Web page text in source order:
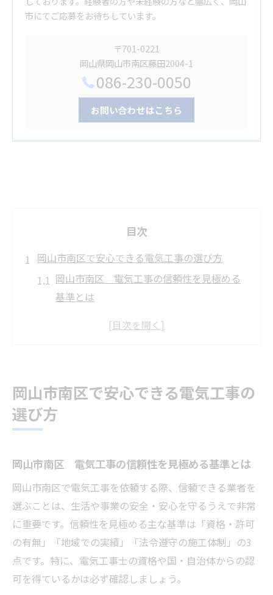
市にてご応募をお待ちしています。
〒701-0221
岡山県岡山市南区藤田2004-1
086-230-0050
お問い合わせはこちら
目次
岡山市南区で安心できる電気工事の選び方
岡山市南区 電気工事の信頼性を見極める
基準とは
資格と実績が重要な岡山市南区の電気工事
岡山市南区の天気変化に合う電気工事の注
意点
信頼と実績が光る岡山市南区の電気工事解説
岡山市南区 電気工事で選ばれる実績のポ
イント
岡山市南区の電気工事が支持される理由を
解説
電気工事の許認可が岡山市南区で重視され
岡山市南区で安心できる電気工事の
選び方
岡山市南区 電気工事の信頼性を見極める基準とは
岡山市南区で電気工事を依頼する際、信頼できる業者を
選ぶことは、生活や事業の安全・安心を守るうえで非常
に重要です。信頼性を見極める主な基準は「資格・許可
の有無」「地域での実績」「法令遵守の施工体制」の3
点です。特に、電気工事士の資格や国・自治体からの認
可を得ているかは必ず確認しましょう。